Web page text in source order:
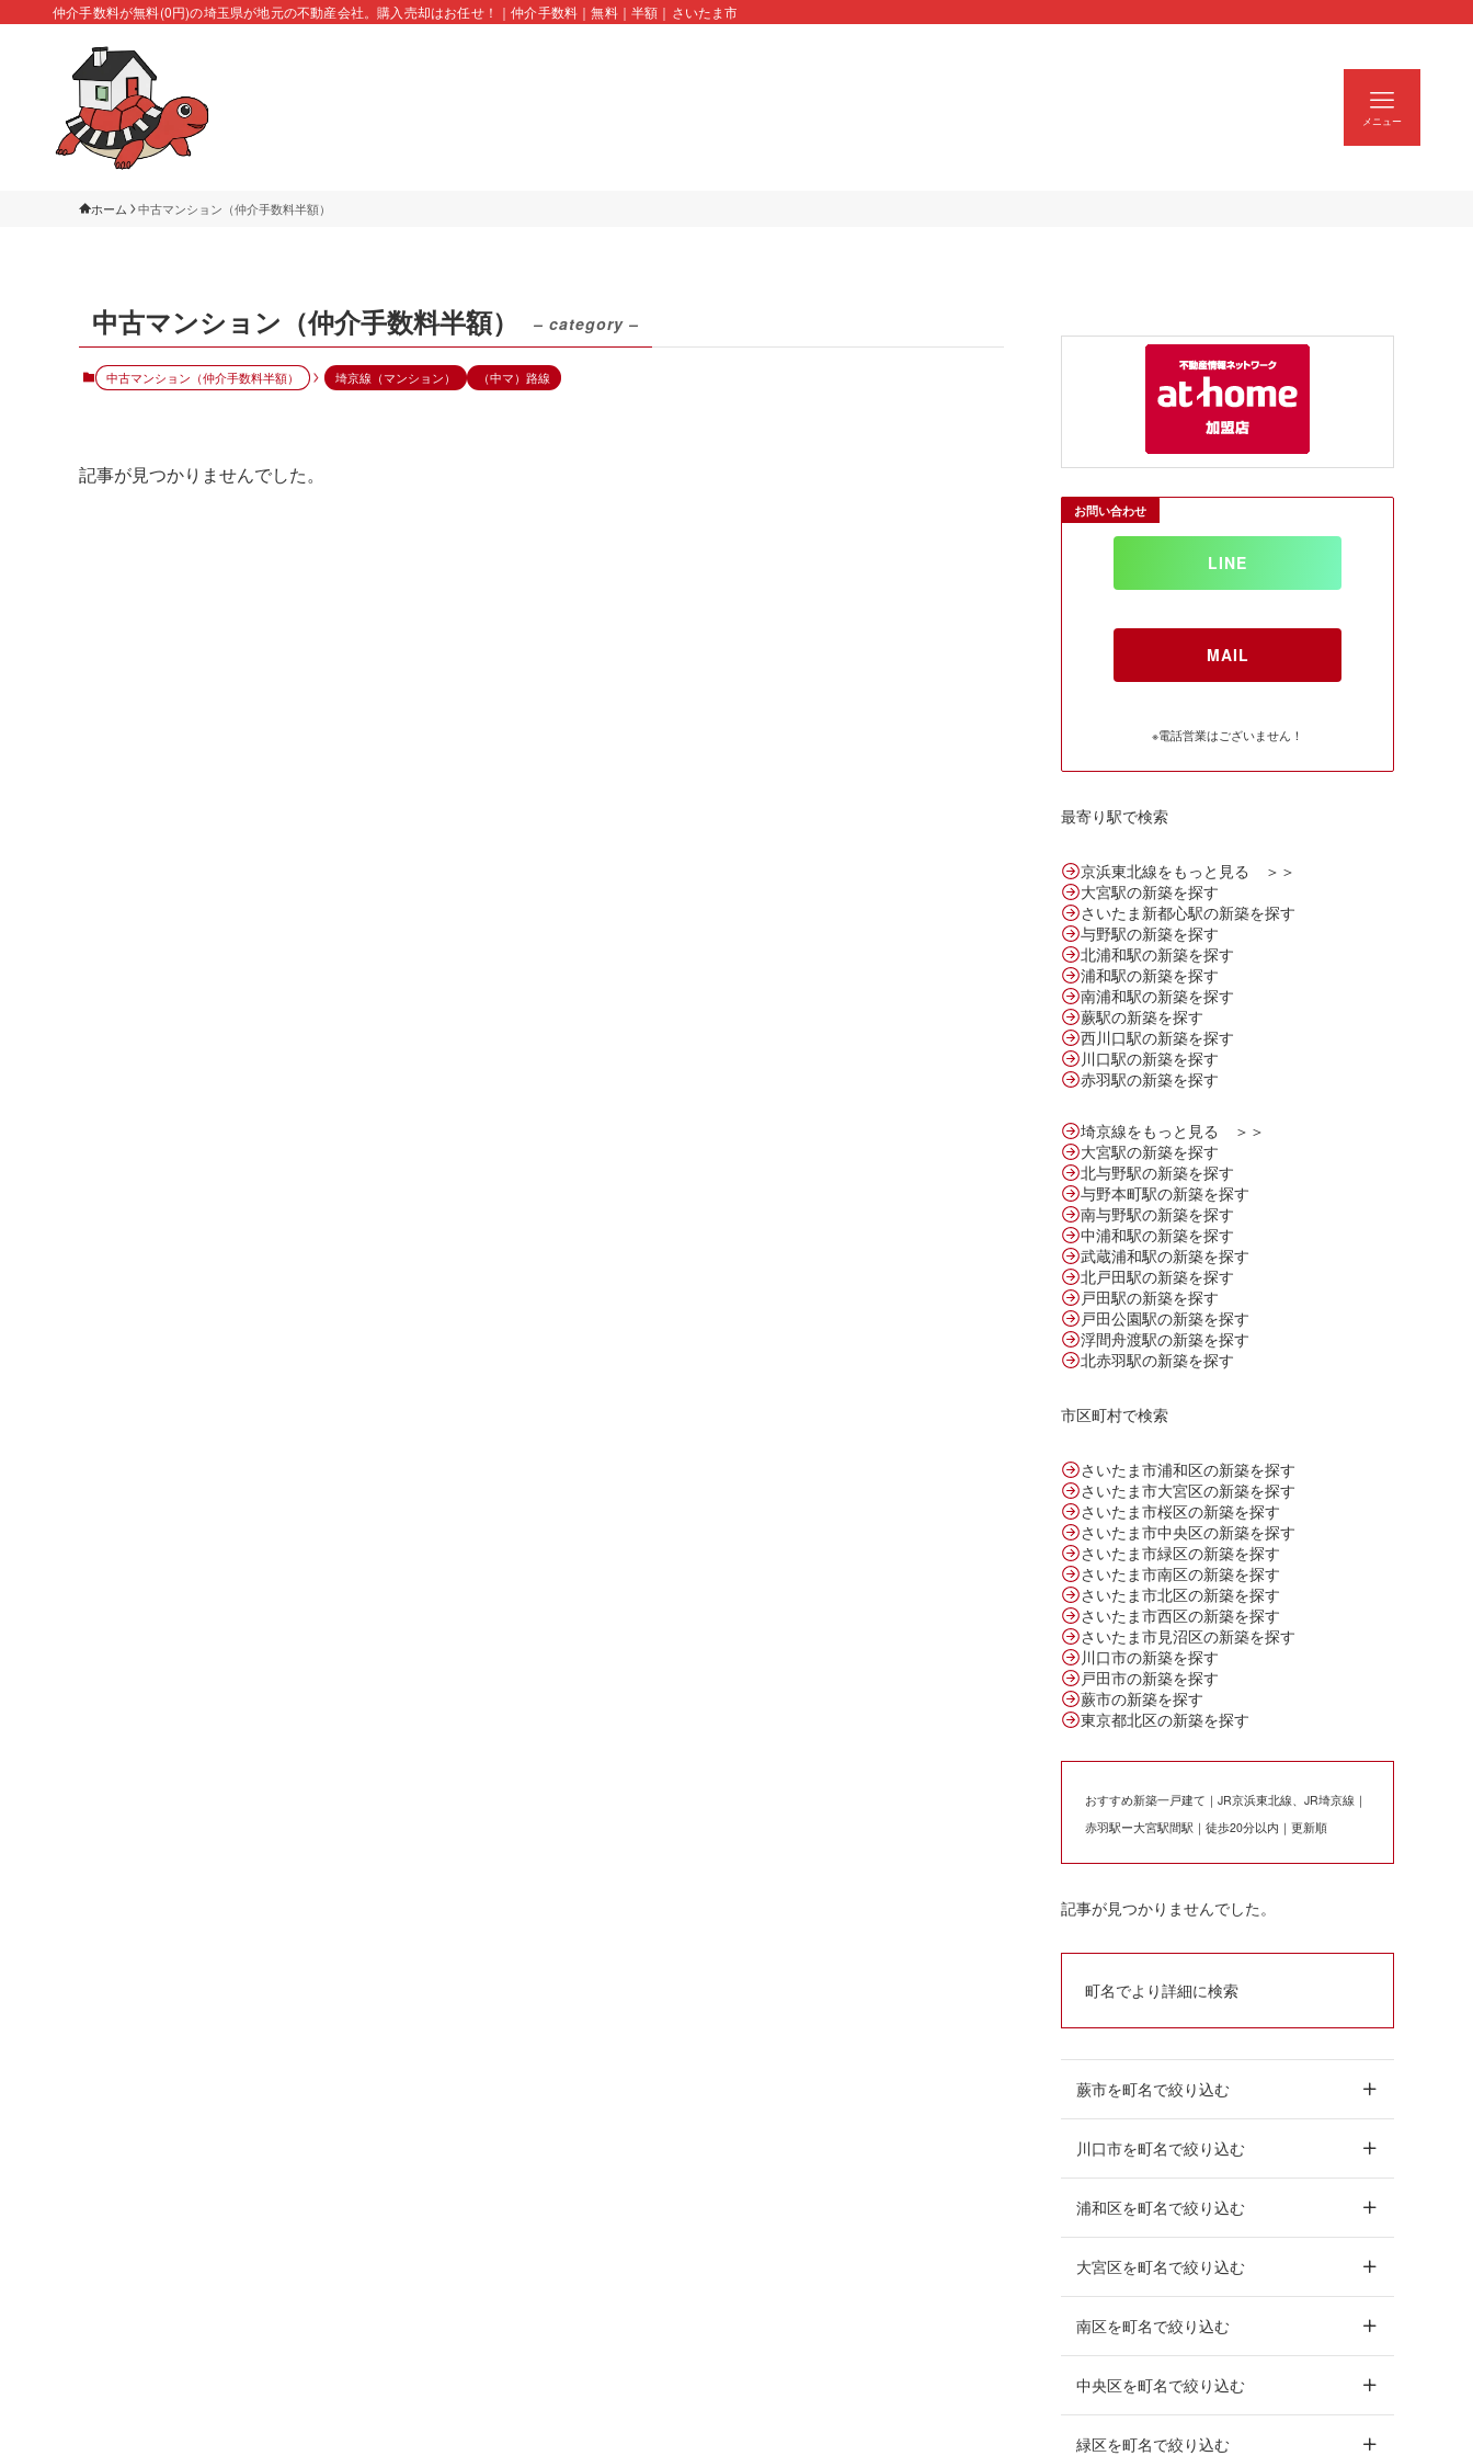
仲介手数料が無料(0円)の埼玉県が地元の不動産会社。購入売却はお任せ！｜仲介手数料｜無料｜半額｜さいたま市｜川口市｜蕨市｜久喜市｜スモトクホーム | スモトクホーム
メニュー
ホーム 中古マンション（仲介手数料半額）
中古マンション（仲介手数料半額） – category –
中古マンション（仲介手数料半額） 埼京線（マンション） （中マ）路線
記事が見つかりませんでした。
お問い合わせ
LINE
MAIL
※電話営業はございません！
最寄り駅で検索
京浜東北線をもっと見る ＞＞
大宮駅の新築を探す
さいたま新都心駅の新築を探す
与野駅の新築を探す
北浦和駅の新築を探す
浦和駅の新築を探す
南浦和駅の新築を探す
蕨駅の新築を探す
西川口駅の新築を探す
川口駅の新築を探す
赤羽駅の新築を探す
埼京線をもっと見る ＞＞
大宮駅の新築を探す
北与野駅の新築を探す
与野本町駅の新築を探す
南与野駅の新築を探す
中浦和駅の新築を探す
武蔵浦和駅の新築を探す
北戸田駅の新築を探す
戸田駅の新築を探す
戸田公園駅の新築を探す
浮間舟渡駅の新築を探す
北赤羽駅の新築を探す
市区町村で検索
さいたま市浦和区の新築を探す
さいたま市大宮区の新築を探す
さいたま市桜区の新築を探す
さいたま市中央区の新築を探す
さいたま市緑区の新築を探す
さいたま市南区の新築を探す
さいたま市北区の新築を探す
さいたま市西区の新築を探す
さいたま市見沼区の新築を探す
川口市の新築を探す
戸田市の新築を探す
蕨市の新築を探す
東京都北区の新築を探す
おすすめ新築一戸建て｜JR京浜東北線、JR埼京線｜
赤羽駅ー大宮駅間駅｜徒歩20分以内｜更新順
記事が見つかりませんでした。
町名でより詳細に検索
蕨市を町名で絞り込む
川口市を町名で絞り込む
浦和区を町名で絞り込む
大宮区を町名で絞り込む
南区を町名で絞り込む
中央区を町名で絞り込む
緑区を町名で絞り込む